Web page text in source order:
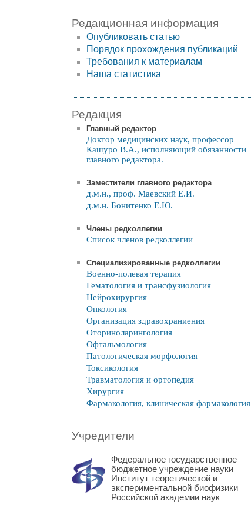
Редакционная информация
Опубликовать статью
Порядок прохождения публикаций
Требования к материалам
Наша статистика
Редакция
Главный редактор
Доктор медицинских наук, профессор
Кашуро В.А., исполняющий обязанности
главного редактора.
Заместители главного редактора
д.м.н., проф. Маевский Е.И.
д.м.н. Бонитенко Е.Ю.
Члены редколлегии
Список членов редколлегии
Специализированные редколлегии
Военно-полевая терапия
Гематология и трансфузиология
Нейрохирургия
Онкология
Организация здравохраниения
Оториноларингология
Офтальмология
Патологическая морфология
Токсикология
Травматология и ортопедия
Хирургия
Фармакология, клиническая фармакология
Учредители
Федеральное государственное
бюджетное учреждение науки
Институт теоретической и
экспериментальной биофизики
Российской академии наук